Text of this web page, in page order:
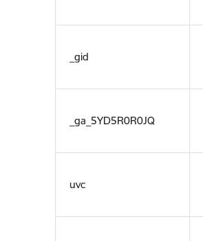
_gid
_ga_5YD5R0R0JQ
uvc